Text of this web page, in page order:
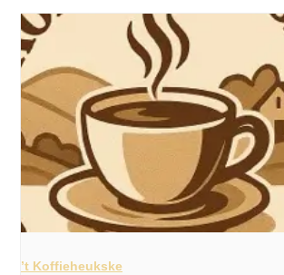
’t Koffieheukske